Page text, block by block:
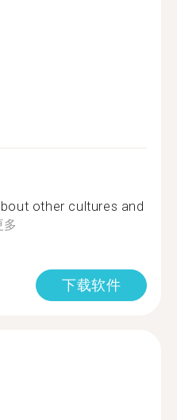
other cultures and
多
下载软件